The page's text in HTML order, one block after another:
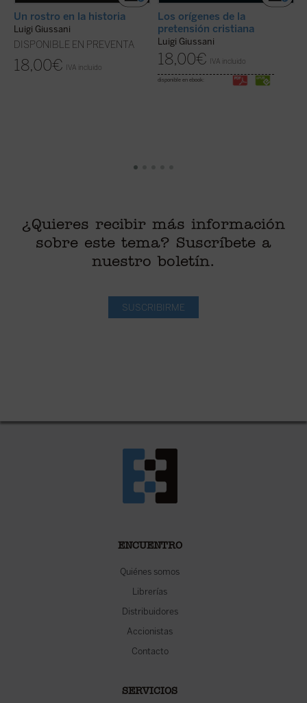
Un rostro en la historia
Luigi Giussani
DISPONIBLE EN PREVENTA
18,00€ IVA incluido
Los orígenes de la
pretensión cristiana
Luigi Giussani
18,00€ IVA incluido
disponible en ebook:
¿Quieres recibir más información
sobre este tema? Suscríbete a
nuestro boletín.
SUSCRIBIRME
ENCUENTRO
Quiénes somos
Librerías
Distribuidores
Accionistas
Contacto
SERVICIOS